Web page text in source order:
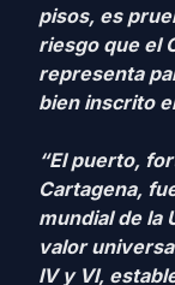
pisos, es
riesgo que el
representa
bien inscrito
“El puerto,
Cartagena,
mundial de la
valor
IV y VI,